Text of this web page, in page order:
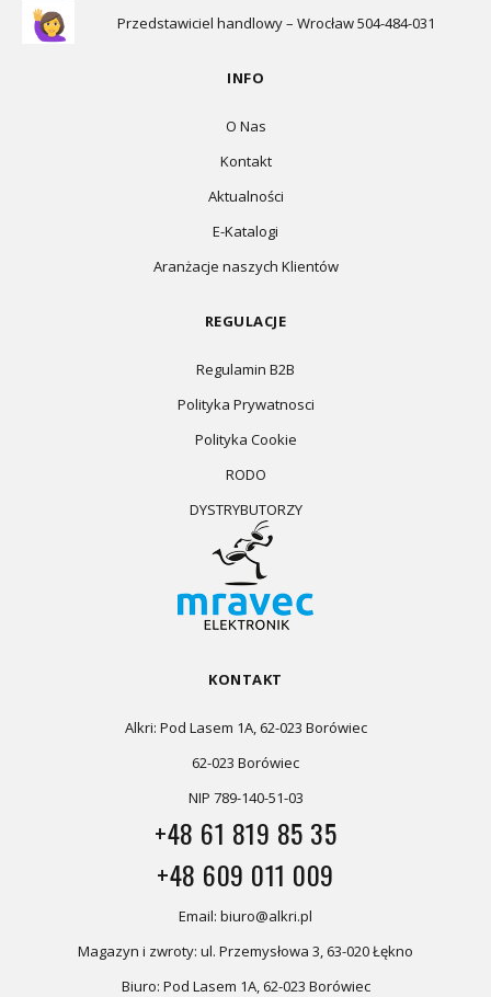
Przedstawiciel handlowy – Wrocław 504-484-031
INFO
O Nas
Kontakt
Aktualności
E-Katalogi
Aranżacje naszych Klientów
REGULACJE
Regulamin B2B
Polityka Prywatnosci
Polityka Cookie
RODO
DYSTRYBUTORZY
KONTAKT
Alkri: Pod Lasem 1A, 62-023 Borówiec
62-023 Borówiec
NIP 789-140-51-03
+48 61 819 85 35
+48 609 011 009
Email: biuro@alkri.pl
Magazyn i zwroty: ul. Przemysłowa 3, 63-020 Łękno
Biuro: Pod Lasem 1A, 62-023 Borówiec